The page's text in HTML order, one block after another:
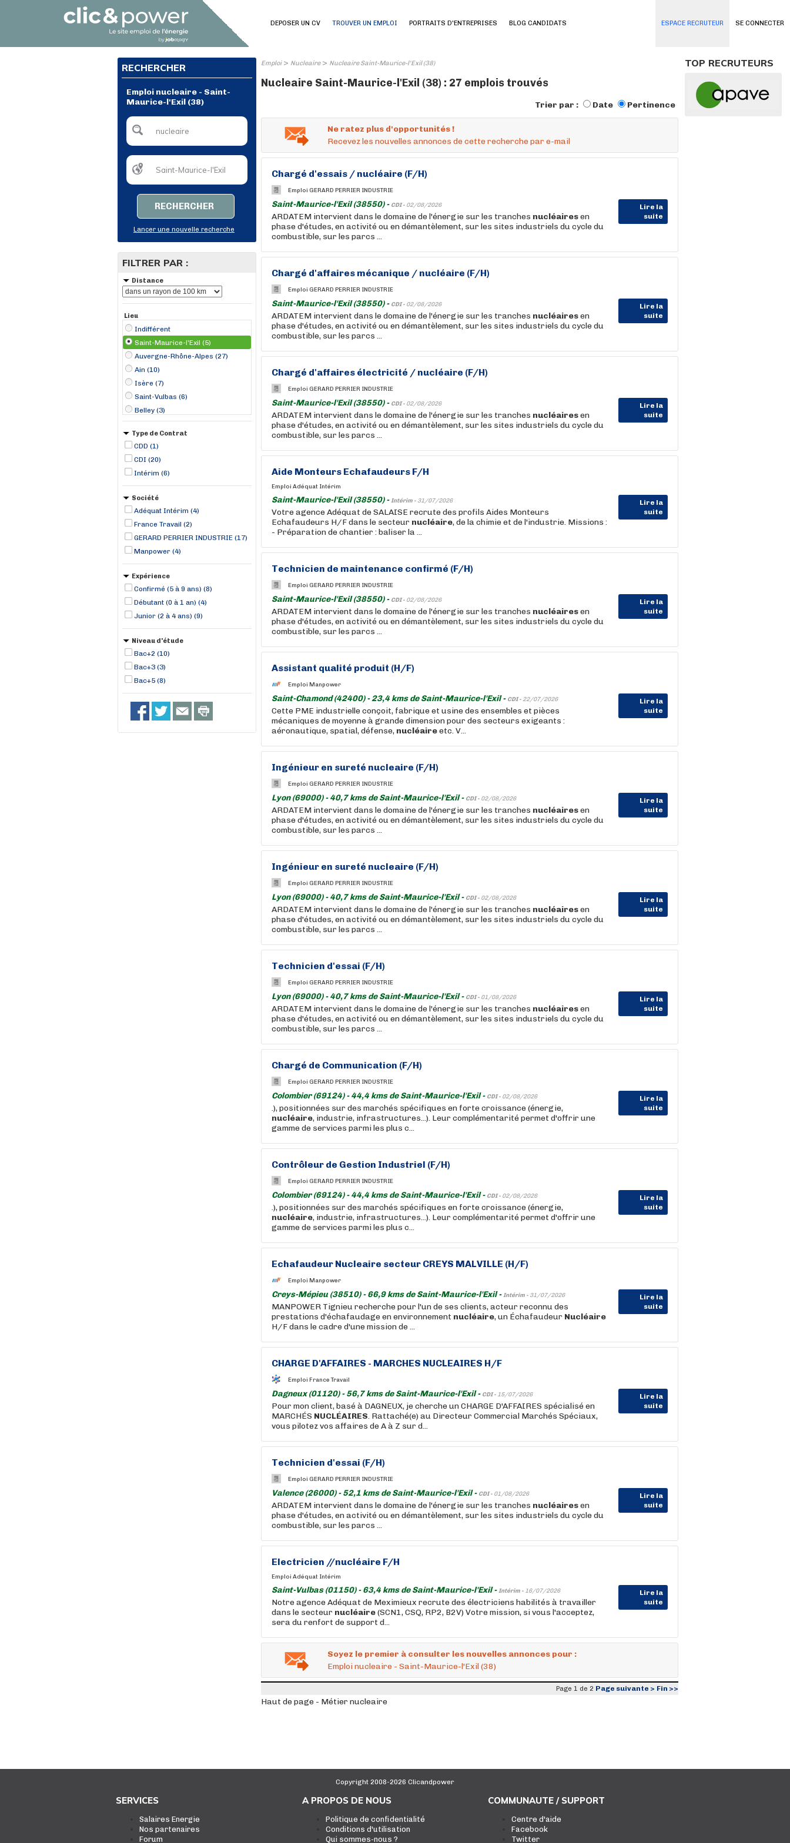
SE CONNECTER
DEPOSER UN CV TROUVER UN EMPLOI PORTRAITS D'ENTREPRISES BLOG CANDIDATS ESPACE RECRUTEUR
RECHERCHER
Emploi nucleaire - Saint-
Maurice-l'Exil (38)
RECHERCHER
Lancer une nouvelle recherche
FILTRER PAR :
Distance
Lieu
Indifférent
Saint-Maurice-l'Exil (5)
Auvergne-Rhône-Alpes (27)
Ain (10)
Isère (7)
Saint-Vulbas (6)
Belley (3)
Lyon (3)
Colombier (2)
Cruas (2)
Creys-Mépieu (1)
Dagneux (1)
Type de Contrat
CDD (1)
CDI (20)
Intérim (6)
Société
Adéquat Intérim (4)
France Travail (2)
GERARD PERRIER INDUSTRIE (17)
Manpower (4)
Expérience
Confirmé (5 à 9 ans) (8)
Débutant (0 à 1 an) (4)
Junior (2 à 4 ans) (9)
Niveau d'étude
Bac+2 (10)
Bac+3 (3)
Bac+5 (8)
Emploi> Nucleaire> Nucleaire Saint-Maurice-l'Exil (38)
Nucleaire Saint-Maurice-l'Exil (38) : 27 emplois trouvés
Trier par : Date Pertinence
Ne ratez plus d'opportunités !
Recevez les nouvelles annonces de cette recherche par e-mail
Chargé d'essais / nucléaire (F/H)
Emploi GERARD PERRIER INDUSTRIE
Saint-Maurice-l'Exil (38550) - CDI - 02/08/2026
Lire la
suite
ARDATEM intervient dans le domaine de l'énergie sur les tranches nucléairesen
phase d'études, en activité ou en démantèlement, sur les sites industriels du cycle du
combustible, sur les parcs ...
Chargé d'affaires mécanique / nucléaire (F/H)
Emploi GERARD PERRIER INDUSTRIE
Saint-Maurice-l'Exil (38550) - CDI - 02/08/2026
Lire la
suite
ARDATEM intervient dans le domaine de l'énergie sur les tranches nucléairesen
phase d'études, en activité ou en démantèlement, sur les sites industriels du cycle du
combustible, sur les parcs ...
Chargé d'affaires électricité / nucléaire (F/H)
Emploi GERARD PERRIER INDUSTRIE
Saint-Maurice-l'Exil (38550) - CDI - 02/08/2026
Lire la
suite
ARDATEM intervient dans le domaine de l'énergie sur les tranches nucléairesen
phase d'études, en activité ou en démantèlement, sur les sites industriels du cycle du
combustible, sur les parcs ...
Aide Monteurs Echafaudeurs F/H
Emploi Adéquat Intérim
Saint-Maurice-l'Exil (38550) -Intérim - 31/07/2026
Lire la
suite
Votre agence Adéquat de SALAISE recrute des profils Aides Monteurs
Echafaudeurs H/F dans le secteur nucléaire, de la chimie et de l'industrie. Missions :
- Préparation de chantier : baliser la ...
Technicien de maintenance confirmé (F/H)
Emploi GERARD PERRIER INDUSTRIE
Saint-Maurice-l'Exil (38550) - CDI - 02/08/2026
Lire la
suite
ARDATEM intervient dans le domaine de l'énergie sur les tranches nucléairesen
phase d'études, en activité ou en démantèlement, sur les sites industriels du cycle du
combustible, sur les parcs ...
Assistant qualité produit (H/F)
Emploi Manpower
Saint-Chamond (42400) - 23,4 kms de Saint-Maurice-l'Exil - CDI - 22/07/2026
Lire la
suite
Cette PME industrielle conçoit, fabrique et usine des ensembles et pièces
mécaniques de moyenne à grande dimension pour des secteurs exigeants :
aéronautique, spatial, défense, nucléaireetc. V...
Ingénieur en sureté nucleaire (F/H)
Emploi GERARD PERRIER INDUSTRIE
Lyon (69000) - 40,7 kms de Saint-Maurice-l'Exil - CDI - 02/08/2026
Lire la
suite
ARDATEM intervient dans le domaine de l'énergie sur les tranches nucléairesen
phase d'études, en activité ou en démantèlement, sur les sites industriels du cycle du
combustible, sur les parcs ...
Ingénieur en sureté nucleaire (F/H)
Emploi GERARD PERRIER INDUSTRIE
Lyon (69000) - 40,7 kms de Saint-Maurice-l'Exil - CDI - 02/08/2026
Lire la
suite
ARDATEM intervient dans le domaine de l'énergie sur les tranches nucléairesen
phase d'études, en activité ou en démantèlement, sur les sites industriels du cycle du
combustible, sur les parcs ...
Technicien d'essai (F/H)
Emploi GERARD PERRIER INDUSTRIE
Lyon (69000) - 40,7 kms de Saint-Maurice-l'Exil - CDI - 01/08/2026
Lire la
suite
ARDATEM intervient dans le domaine de l'énergie sur les tranches nucléairesen
phase d'études, en activité ou en démantèlement, sur les sites industriels du cycle du
combustible, sur les parcs ...
Chargé de Communication (F/H)
Emploi GERARD PERRIER INDUSTRIE
Colombier (69124) - 44,4 kms de Saint-Maurice-l'Exil - CDI - 02/08/2026
Lire la
suite
.), positionnées sur des marchés spécifiques en forte croissance (énergie,
nucléaire, industrie, infrastructures...). Leur complémentarité permet d'offrir une
gamme de services parmi les plus c...
Contrôleur de Gestion Industriel (F/H)
Emploi GERARD PERRIER INDUSTRIE
Colombier (69124) - 44,4 kms de Saint-Maurice-l'Exil - CDI - 02/08/2026
Lire la
suite
.), positionnées sur des marchés spécifiques en forte croissance (énergie,
nucléaire, industrie, infrastructures...). Leur complémentarité permet d'offrir une
gamme de services parmi les plus c...
Echafaudeur Nucleaire secteur CREYS MALVILLE (H/F)
Emploi Manpower
Creys-Mépieu (38510) - 66,9 kms de Saint-Maurice-l'Exil -Intérim - 31/07/2026
Lire la
suite
MANPOWER Tignieu recherche pour l'un de ses clients, acteur reconnu des
prestations d'échafaudage en environnement nucléaire, un Échafaudeur Nucléaire
H/F dans le cadre d'une mission de ...
CHARGE D'AFFAIRES - MARCHES NUCLEAIRES H/F
Emploi France Travail
Dagneux (01120) - 56,7 kms de Saint-Maurice-l'Exil - CDI - 15/07/2026
Lire la
suite
Pour mon client, basé à DAGNEUX, je cherche un CHARGE D'AFFAIRES spécialisé en
MARCHÉS NUCLÉAIRES. Rattaché(e) au Directeur Commercial Marchés Spéciaux,
vous pilotez vos affaires de A à Z sur d...
Technicien d'essai (F/H)
Emploi GERARD PERRIER INDUSTRIE
Valence (26000) - 52,1 kms de Saint-Maurice-l'Exil - CDI - 01/08/2026
Lire la
suite
ARDATEM intervient dans le domaine de l'énergie sur les tranches nucléairesen
phase d'études, en activité ou en démantèlement, sur les sites industriels du cycle du
combustible, sur les parcs ...
Electricien //nucléaire F/H
Emploi Adéquat Intérim
Saint-Vulbas (01150) - 63,4 kms de Saint-Maurice-l'Exil -Intérim - 16/07/2026
Lire la
suite
Notre agence Adéquat de Meximieux recrute des électriciens habilités à travailler
dans le secteur nucléaire(SCN1, CSQ, RP2, B2V) Votre mission, si vous l'acceptez,
sera du renfort de support d...
Soyez le premier à consulter les nouvelles annonces pour :
Emploi nucleaire - Saint-Maurice-l'Exil (38)
Page 1 de 2 Page suivante > Fin >>
Haut de page - Métier nucleaire
TOP RECRUTEURS
Copyright 2008-2026 Clicandpower
SERVICES
Salaires Energie
Nos partenaires
Forum
A PROPOS DE NOUS
Politique de confidentialité
Conditions d'utilisation
Qui sommes-nous ?
COMMUNAUTE / SUPPORT
Centre d'aide
Facebook
Twitter